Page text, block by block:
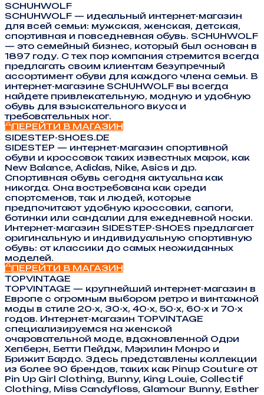
SCHUHWOLF
SCHUHWOLF — идеальный интернет-магазин
для всей семьи: мужская, женская, детская,
спортивная и повседневная обувь. SCHUHWOLF
— это семейный бизнес, который был основан в
1897 году. С тех пор компания стремится всегда
предлагать своим клиентам безупречный
ассортимент обуви для каждого члена семьи. В
интернет-магазине SCHUHWOLF вы всегда
найдете привлекательную, модную и удобную
обувь для взыскательного вкуса и
требовательных ног.
ПЕРЕЙТИ В МАГАЗИН
SIDESTEP-SHOES.DE
SIDESTEP — интернет-магазин спортивной
обуви и кроссовок таких известных марок, как
New Balance, Adidas, Nike, Asics и др.
Спортивная обувь сегодня актуальна как
никогда. Она востребована как среди
спортсменов, так и людей, которые
предпочитают удобную кроссовки, сапоги,
ботинки или сандалии для ежедневной носки.
Интернет-магазин SIDESTEP-SHOES предлагает
оригинальную и индивидуальную спортивную
обувь: от классики до самых неожиданных
моделей.
ПЕРЕЙТИ В МАГАЗИН
TOPVINTAGE
TOPVINTAGE — крупнейший интернет-магазин в
Европе с огромным выбором ретро и винтажной
моды в стиле 20-х, 30-х, 40-х, 50-х, 60-х и 70-х
годов. Интернет-магазин TOPVINTAGE
специализируемся на женской
очаровательной моде, вдохновленной Одри
Хепберн, Бетти Пейдж, Мэрилин Монро и
Брижит Бардо. Здесь представлены коллекции
из более 90 брендов, таких как Pinup Couture от
Pin Up Girl Clothing, Bunny, King Louie, Collectif
Clothing, Miss Candyfloss, Glamour Bunny, Esther